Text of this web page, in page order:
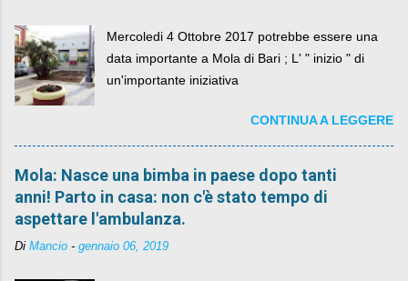
Mercoledi 4 Ottobre 2017 potrebbe essere una
data importante a Mola di Bari ; L' " inizio " di
un'importante iniziativa
CONTINUA A LEGGERE
Mola: Nasce una bimba in paese dopo tanti
anni! Parto in casa: non c'è stato tempo di
aspettare l'ambulanza.
Di Mancio - gennaio 06, 2019